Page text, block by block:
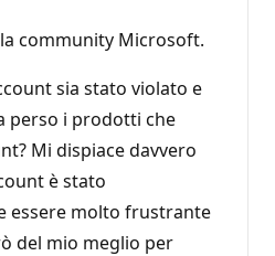
community Microsoft.
sia stato violato e
perso i prodotti che
Mi dispiace davvero
è stato
essere molto frustrante
del mio meglio per